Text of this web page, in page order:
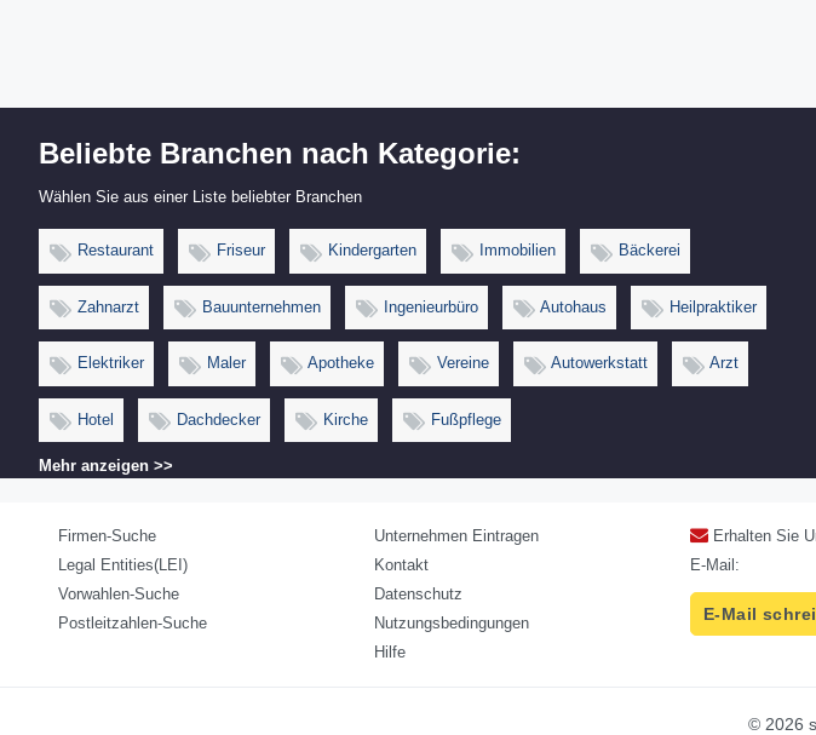
Beliebte Branchen nach Kategorie:
Wählen Sie aus einer Liste beliebter Branchen
Restaurant Friseur Kindergarten Immobilien Bäckerei
Zahnarzt Bauunternehmen Ingenieurbüro Autohaus Heilpraktiker
Elektriker Maler Apotheke Vereine Autowerkstatt Arzt
Hotel Dachdecker Kirche Fußpflege
Mehr anzeigen >>
Firmen-Suche
Legal Entities(LEI)
Vorwahlen-Suche
Postleitzahlen-Suche
Unternehmen Eintragen
Kontakt
Datenschutz
Nutzungsbedingungen
Hilfe
Erhalten Sie
E-Mail:
E-Mail
© 2026